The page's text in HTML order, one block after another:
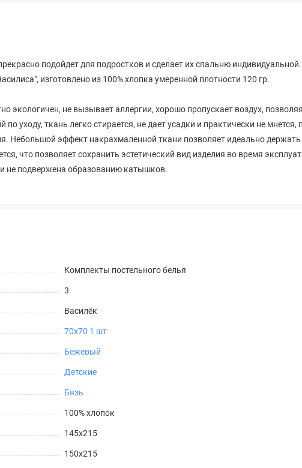
подойдет для подростков и сделает их спальню индивидуальной.
изготовлено из 100% хлопка умеренной плотности 120 гр.
экологичен, не вызывает аллергии, хорошо пропускает воздух,
уходу, ткань легко стирается, не дает усадки и практически не мнется,
Небольшой эффект накрахмаленной ткани позволяет идеально
что позволяет сохранить эстетический вид изделия во время
не подвержена образованию катышков.
Комплекты постельного белья
3
Василёк
70х70 1 шт
Бежевый
Детские
Бязь
100% хлопок
145х215
150х215